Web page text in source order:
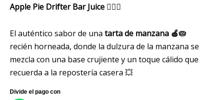
Apple Pie Drifter Bar Juice 😮‍💨💚
El auténtico sabor de una tarta de manzana 🍏🥧
recién horneada, donde la dulzura de la manzana se
mezcla con una base crujiente y un toque cálido que
recuerda a la repostería casera 💥